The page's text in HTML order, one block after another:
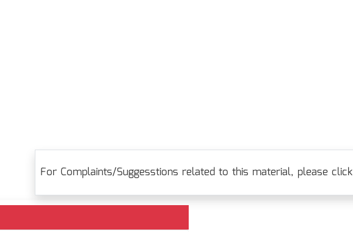
For Complaints/Suggesstions related to this material, please click